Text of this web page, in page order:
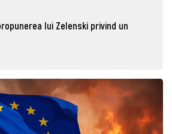
lui Zelenski privind un